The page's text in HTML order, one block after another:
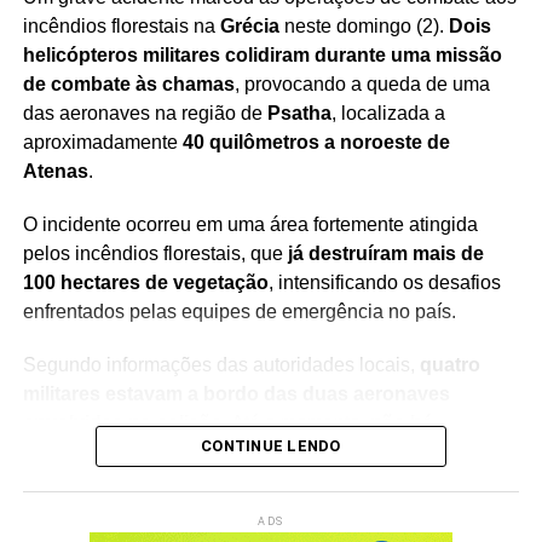
Redação Saiba+
incêndios florestais na Grécianeste domingo (2). Dois
helicópteros militares colidiram durante uma missão
de combate às chamas, provocando a queda de uma
das aeronaves na região de Psatha, localizada a
aproximadamente 40 quilômetros a noroeste de
Atenas.
O incidente ocorreu em uma área fortemente atingida
pelos incêndios florestais, que já destruíram mais de
100 hectares de vegetação, intensificando os desafios
enfrentados pelas equipes de emergência no país.
Segundo informações das autoridades locais, quatro
envolvidas na colisão. Até o momento,não há
confirmação oficial sobre o estado de saúde ou o
CONTINUE LENDO
ADS